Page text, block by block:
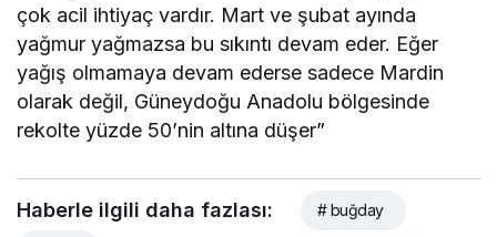
çok acil ihtiyaç vardır. Mart ve şubat ayında
yağmur yağmazsa bu sıkıntı devam eder. Eğer
yağış olmamaya devam ederse sadece Mardin
olarak değil, Güneydoğu Anadolu bölgesinde
rekolte yüzde 50’nin altına düşer”
Haberle ilgili daha fazlası: # buğday